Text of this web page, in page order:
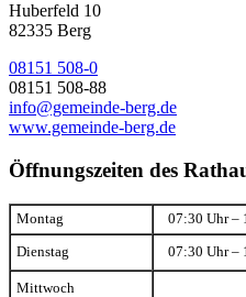
Huberfeld 10
82335 Berg
08151 508-0
08151 508-88
info@gemeinde-berg.de
www.gemeinde-berg.de
Öffnungszeiten des
Montag 07:30 Uhr –
Dienstag 07:30 Uhr –
Mittwoch